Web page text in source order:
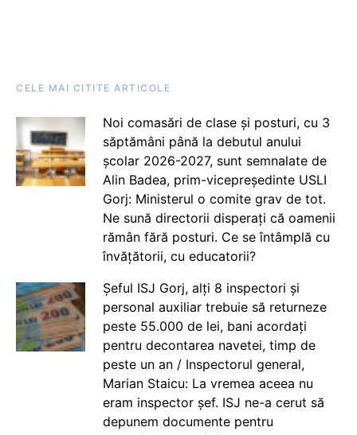
CELE MAI CITITE ARTICOLE
Noi comasări de clase și posturi, cu 3
săptămâni până la debutul anului
școlar 2026-2027, sunt semnalate de
Alin Badea, prim-vicepreședinte USLI
Gorj: Ministerul o comite grav de tot.
Ne sună directorii disperați că oamenii
rămân fără posturi. Ce se întâmplă cu
învățătorii, cu educatorii?
Șeful ISJ Gorj, alți 8 inspectori și
personal auxiliar trebuie să returneze
peste 55.000 de lei, bani acordați
pentru decontarea navetei, timp de
peste un an / Inspectorul general,
Marian Staicu: La vremea aceea nu
eram inspector șef. ISJ ne-a cerut să
depunem documente pentru